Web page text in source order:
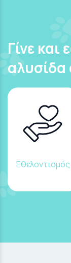
Γίνε και
Εθελοντισμός